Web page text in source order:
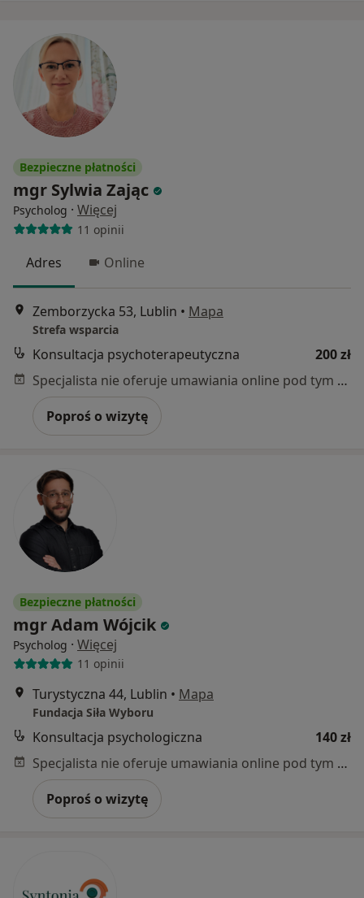
Bezpieczne płatności
mgr Sylwia Zając
Psycholog · Więcej
11 opinii
Adres Online
Zemborzycka 53, Lublin • Mapa
Strefa wsparcia
Konsultacja psychoterapeutyczna
200 zł
Specjalista nie oferuje umawiania online pod tym adresem.
Poproś o wizytę
Bezpieczne płatności
mgr Adam Wójcik
Psycholog · Więcej
11 opinii
Turystyczna 44, Lublin • Mapa
Fundacja Siła Wyboru
Konsultacja psychologiczna
140 zł
Specjalista nie oferuje umawiania online pod tym adresem.
Poproś o wizytę